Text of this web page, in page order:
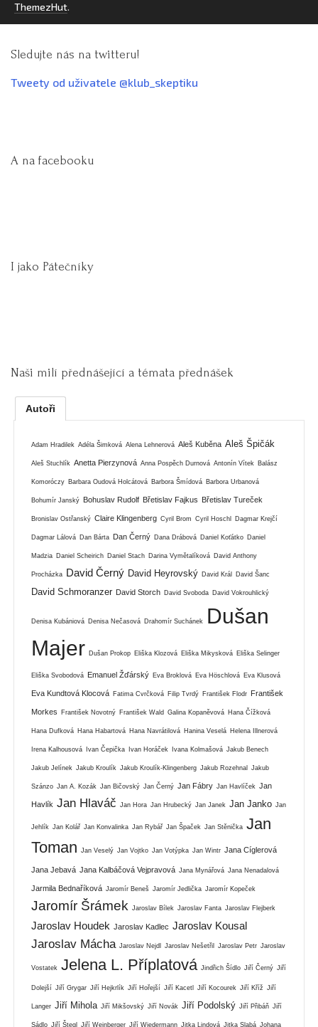
ThemezHut.
Sledujte nás na twitteru!
Tweety od uživatele @klub_skeptiku
A na facebooku
I jako Pátečníky
Naši milí přednášející a témata přednášek
Autoři
Adam Hradilek Adéla Šimková Alena Lehnerová Aleš Kuběna Aleš Špičák
Aleš Stuchlík Anetta Pierzynová Anna Pospěch Durnová Antonín Vítek Balász
Komoróczy Barbara Oudová Holcátová Barbora Šmídová Barbora Urbanová
Bohumír Janský Bohuslav Rudolf Břetislav Fajkus Břetislav Tureček
Bronislav Ostřanský Claire Klingenberg Cyril Brom Cyril Hoschl Dagmar Krejčí
Dagmar Lálová Dan Bárta Dan Černý Dana Drábová Daniel Koťátko Daniel
Madzia Daniel Scheirich Daniel Stach Darina Vymětalíková David Anthony
Procházka David Černý David Heyrovský David Král David Šanc
David Schmoranzer David Storch David Svoboda David Vokrouhlický
Denisa Kubániová Denisa Nečasová Drahomír Suchánek
Dušan
Majer Dušan Prokop Eliška Klozová Eliška Mikysková Eliška Selinger
Eliška Svobodová Emanuel Žďárský Eva Broklová Eva Höschlová Eva Klusová
Eva Kundtová Klocová Fatima Cvrčková Filip Tvrdý František Flodr František
Morkes František Novotný František Wald Galina Kopaněvová Hana Čížková
Hana Dufková Hana Habartová Hana Navrátilová Hanina Veselá Helena Illnerová
Irena Kalhousová Ivan Čepička Ivan Horáček Ivana Kolmašová Jakub Benech
Jakub Jelínek Jakub Kroulík Jakub Kroulík-Klingenberg Jakub Rozehnal Jakub
Szánzo Jan A. Kozák Jan Bičovský Jan Černý Jan Fábry Jan Havlíček Jan
Havlík Jan Hlaváč Jan Hora Jan Hrubecký Jan Janek Jan Janko Jan
Jehlík Jan Kolář Jan Konvalinka Jan Rybář Jan Špaček Jan Stěnička Jan
Toman
Jan Veselý Jan Vojtko Jan Votýpka Jan Wintr Jana Cíglerová
Jana Jebavá Jana Kalbáčová Vejpravová Jana Mynářová Jana Nenadalová
Jarmila Bednaříková Jaromír Beneš Jaromír Jedlička Jaromír Kopeček
Jaromír Šrámek Jaroslav Bílek Jaroslav Fanta Jaroslav Flejberk
Jaroslav Houdek Jaroslav Kadlec Jaroslav Kousal
Jaroslav Mácha Jaroslav Nejdl Jaroslav Nešetřil Jaroslav Petr Jaroslav
Vostatek Jelena L. Příplatová Jindřich Šídlo Jiří Černý Jiří
Dolejší Jiří Grygar Jiří Hejkrlík Jiří Hořejší Jiří Kacetl Jiří Kocourek Jiří Kříž Jiří
Langer Jiří Mihola Jiří Mikšovský Jiří Novák Jiří Podolský Jiří Přibáň Jiří
Sádlo Jiří Štegl Jiří Weinberger Jiří Wiedermann Jitka Lindová Jitka Slabá Johana